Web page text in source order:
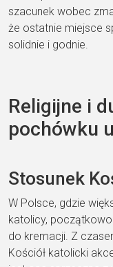
szacunek wobec
że ostatnie miejsce
solidnie i godnie.
Religijne i
pochówku
Stosunek
W Polsce, gdzie
katolicy,
do kremacji. Z
Kościół katolicki